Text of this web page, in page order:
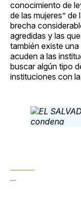
conocimiento de
de las mujeres”
brecha
agredidas y las
también existe
acuden a las
buscar algún tipo
instituciones con